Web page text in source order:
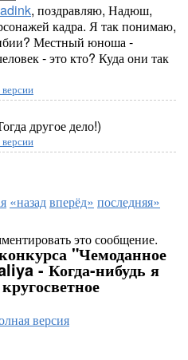
, поздравляю, Надюш,
кадра. Я так понимаю,
Местный юноша -
- это кто? Куда они так
другое дело!)
«назадвперёд» последняя»
это сообщение.
"Чемоданное
- Когда-нибудь я
версия